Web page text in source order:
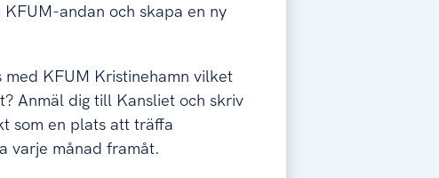
andan och skapa en ny
KFUM Kristinehamn vilket
Anmäl dig till Kansliet och skriv
som en plats att träffa
varje månad framåt.